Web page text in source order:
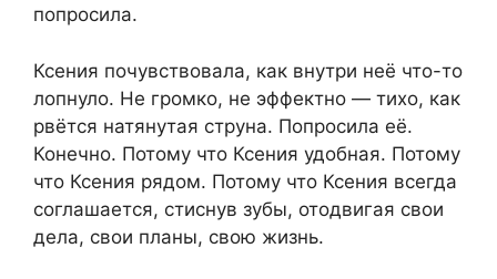
попросила.
Ксения почувствовала, как внутри неё что-то
лопнуло. Не громко, не эффектно — тихо, как
рвётся натянутая струна. Попросила её.
Конечно. Потому что Ксения удобная. Потому
что Ксения рядом. Потому что Ксения всегда
соглашается, стиснув зубы, отодвигая свои
дела, свои планы, свою жизнь.